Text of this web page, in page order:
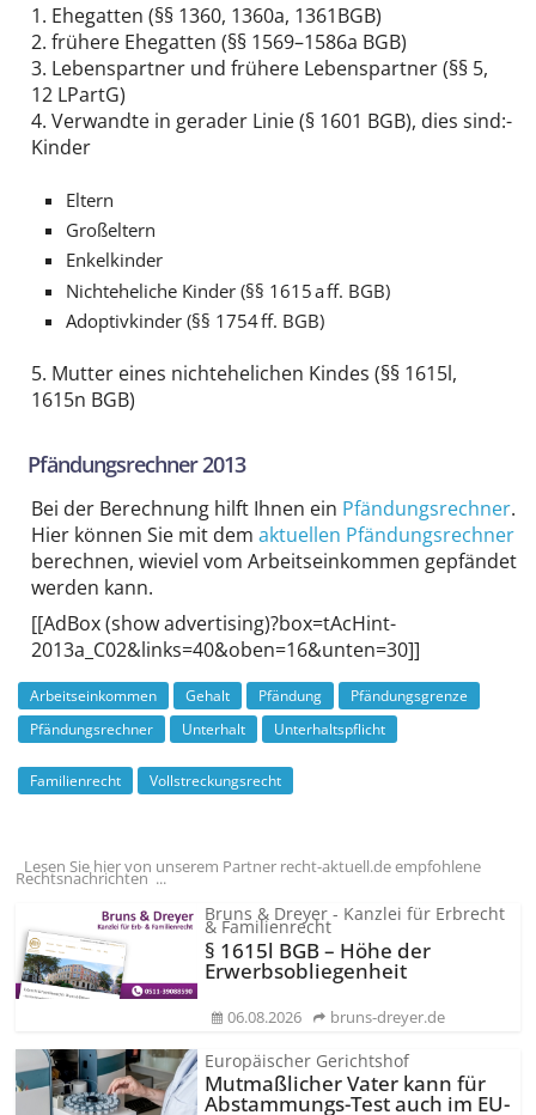
1. Ehegatten (§§ 1360, 1360a, 1361BGB)
2. frühere Ehegatten (§§ 1569–1586a BGB)
3. Lebenspartner und frühere Lebenspartner (§§ 5,
12 LPartG)
4. Verwandte in gerader Linie (§ 1601 BGB), dies sind:-
Kinder
Eltern
Großeltern
Enkelkinder
Nichteheliche Kinder (§§ 1615 a ff. BGB)
Adoptivkinder (§§ 1754 ff. BGB)
5. Mutter eines nichtehelichen Kindes (§§ 1615l,
1615n BGB)
Pfändungsrechner 2013
Bei der Berechnung hilft Ihnen ein Pfändungsrechner.
Hier können Sie mit demaktuellen Pfändungsrechner
berechnen, wieviel vom Arbeitseinkommen gepfändet
werden kann.
[[AdBox (show advertising)?box=tAcHint-
2013a_C02&links=40&oben=16&unten=30]]
Arbeitseinkommen Gehalt Pfändung
Pfändungsgrenze
Pfändungsrechner
Unterhalt Unterhaltspflicht
Familienrecht Vollstreckungsrecht
Lesen Sie hier von unserem Partner recht-aktuell.de empfohlene
Rechtsnachrichten ...
Bruns & Dreyer - Kanzlei für Erbrecht
& Familienrecht
§ 1615l BGB – Höhe der
Erwerbsobliegenheit
06.08.2026 bruns-dreyer.de
Europäischer Gerichtshof
Mutmaßlicher Vater kann für
Abstammungs-Test auch im EU-